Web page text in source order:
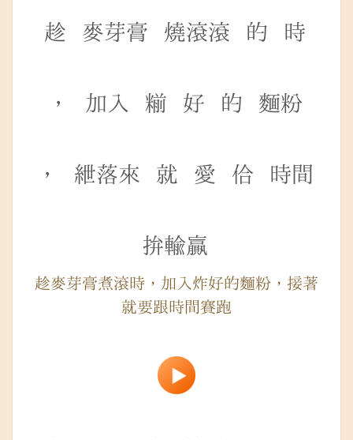
趁 麥芽膏 燒滾滾 的 時
， 加入 糋 好 的 麵粉
， 紲落來 就 愛 佮 時間
拚輸贏
趁麥芽膏煮滾時，加入炸好的麵粉，接著
就要跟時間賽跑